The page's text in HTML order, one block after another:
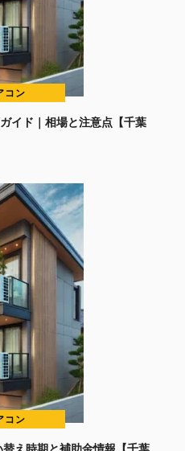
コン
イド｜相場と注意点【千葉
コン
え時期と補助金情報【千葉